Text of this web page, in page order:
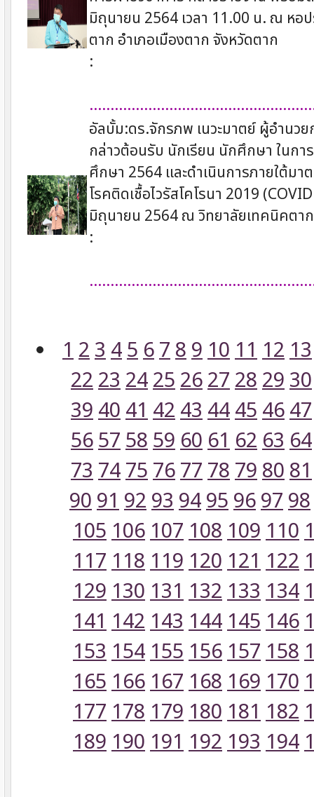
มิถุนายน 2564 เวลา 11.00 น. ณ ห
ตาก อำเภอเมืองตาก จังหวัดตาก
:
อัลบั้ม:ดร.จักรภพ เนวะมาตย์ ผู้อำนวย
กล่าวต้อนรับ นักเรียน นักศึกษา ในกา
ศึกษา 2564 และดำเนินการภายใต้ม
โรคติดเชื้อไวรัสโคโรนา 2019
มิถุนายน 2564 ณ วิทยาลัยเทคนิคตา
:
12345678910111213
222324252627282930
394041424344454647
565758596061626364
737475767778798081
909192939495969798
105106107108109110
117118119120121122
129130131132133134
141142143144145146
153154155156157158
165166167168169170
177178179180181182
189190191192193194